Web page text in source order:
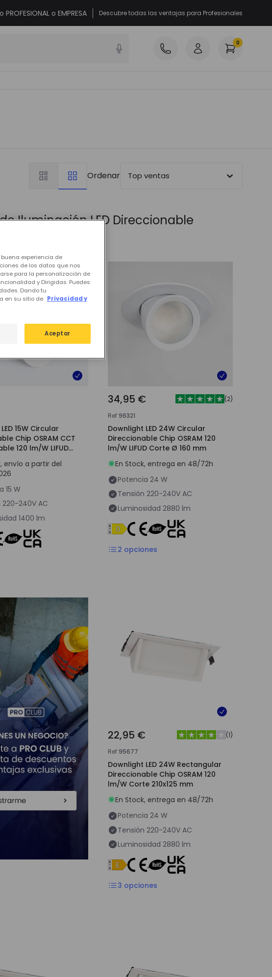
o EMPRESA Descubre todas las ventajas para Profesionales
0
Ordenar Top ventas
Iluminación LED Direccionable
15W Circular
Chip OSRAM CCT
120 lm/W LIFUD
envío a partir del
15 W
220-240V AC
1400 lm
34,95 € (2)
Ref 96321
Downlight LED 24W Circular
Direccionable Chip OSRAM 120
lm/W LIFUD Corte Ø 160 mm
En Stock, entrega en 48/72h
Potencia 24 W
Tensión 220-240V AC
Luminosidad 2880 lm
2 opciones
22,95 € (1)
Ref 95677
Downlight LED 24W Rectangular
Direccionable Chip OSRAM 120
lm/W Corte 210x125 mm
En Stock, entrega en 48/72h
Potencia 24 W
Tensión 220-240V AC
Luminosidad 2880 lm
3 opciones
experiencia de
de los datos que nos
para la personalización de
y Dirigidas. Puedes
Dando tu
en su sitio de Privacidad y
Aceptar